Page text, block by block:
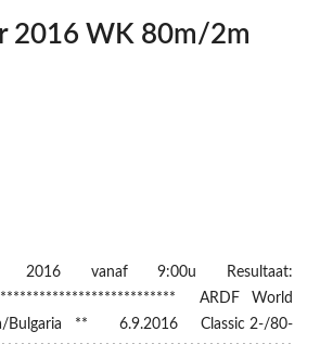
2016 WK 80m/2m
2016 vanaf 9:00u Resultaat:
ARDF World
Bulgaria ** 6.9.2016 Classic 2-/80-